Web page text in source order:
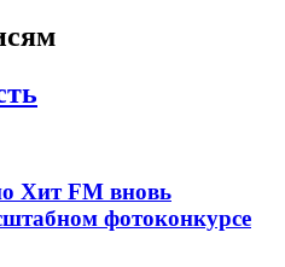
Хит FM вновь
фотоконкурсе